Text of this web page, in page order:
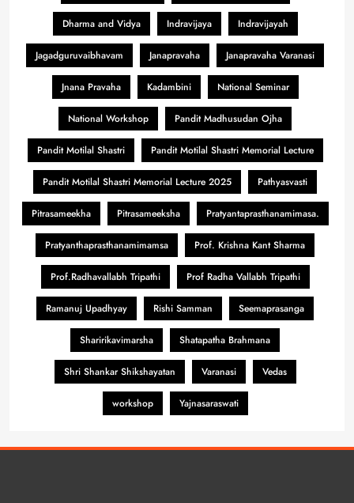
Dharma and Vidya Indravijaya Indravijayah
Jagadguruvaibhavam Janapravaha Janapravaha Varanasi
Jnana Pravaha Kadambini National Seminar
National Workshop Pandit Madhusudan Ojha
Pandit Motilal Shastri Pandit Motilal Shastri Memorial Lecture
Pandit Motilal Shastri Memorial Lecture 2025 Pathyasvasti
Pitrasameekha Pitrasameeksha Pratyantaprasthanamimasa.
Pratyanthaprasthanamimamsa Prof. Krishna Kant Sharma
Prof.Radhavallabh Tripathi Prof Radha Vallabh Tripathi
Ramanuj Upadhyay Rishi Samman Seemaprasanga
Sharirikavimarsha Shatapatha Brahmana
Shri Shankar Shikshayatan Varanasi Vedas
workshop Yajnasaraswati